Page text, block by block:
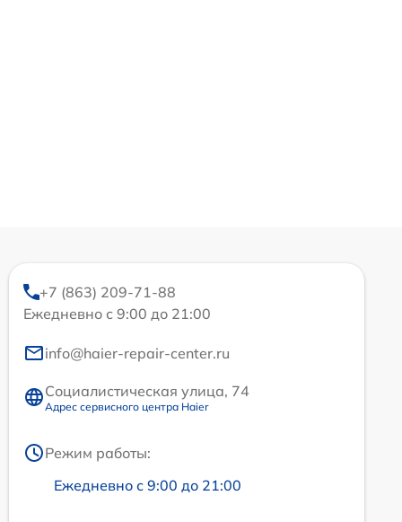
+7 (863) 209-71-88
Ежедневно с 9:00 до 21:00
info@haier-repair-center.ru
Социалистическая улица, 74
Адрес сервисного центра Haier
Режим работы:
Ежедневно с 9:00 до 21:00